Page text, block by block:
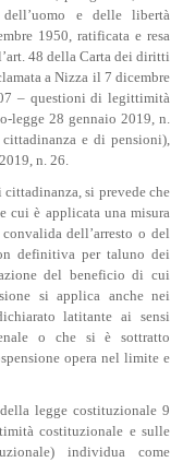
e delle libertà
1950, ratificata e resa
48 della Carta dei diritti
a Nizza il 7 dicembre
– questioni di legittimità
legge 28 gennaio 2019, n.
e di pensioni),
n. 26.
si prevede che
cui è applicata una misura
dell’arresto o del
definitiva per taluno dei
del beneficio di cui
si applica anche nei
latitante ai sensi
o che si è sottratto
opera nel limite e
legge costituzionale 9
costituzionale e sulle
individua come